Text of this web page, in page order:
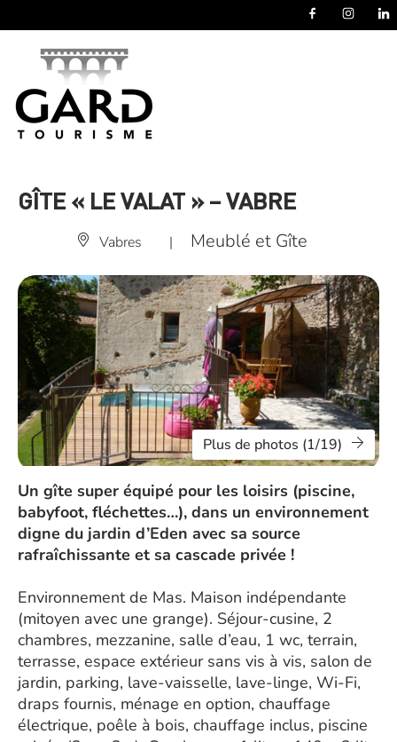
GÎTE « LE VALAT » – VABRE
Vabres | Meublé et Gîte
Plus de photos (1/19)
Un gîte super équipé pour les loisirs (piscine,
babyfoot, fléchettes…), dans un environnement
digne du jardin d’Eden avec sa source
rafraîchissante et sa cascade privée !
Environnement de Mas. Maison indépendante
(mitoyen avec une grange). Séjour-cusine, 2
chambres, mezzanine, salle d’eau, 1 wc, terrain,
terrasse, espace extérieur sans vis à vis, salon de
jardin, parking, lave-vaisselle, lave-linge, Wi-Fi,
draps fournis, ménage en option, chauffage
électrique, poêle à bois, chauffage inclus, piscine